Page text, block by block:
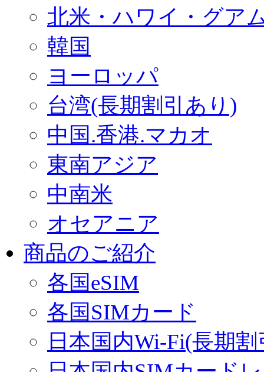
北米・ハワイ・グア
韓国
ヨーロッパ
台湾(長期割引あり)
中国.香港.マカオ
東南アジア
中南米
オセアニア
商品のご紹介
各国eSIM
各国SIMカード
日本国内Wi-Fi(長期